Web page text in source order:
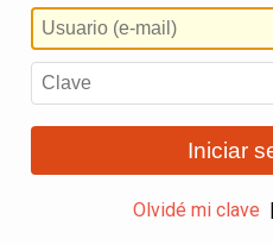
Iniciar
Olvidé mi clave